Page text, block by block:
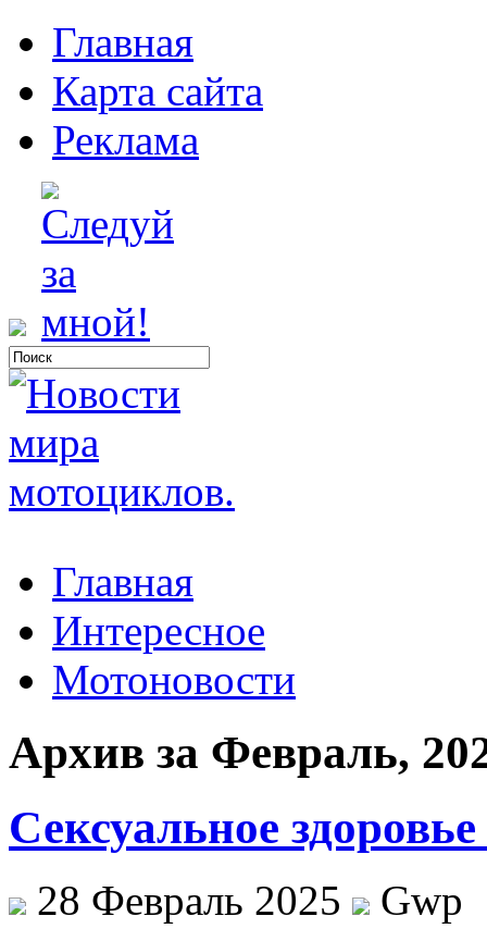
Главная
Карта сайта
Реклама
Главная
Интересное
Мотоновости
Архив за Февраль,
Сексуальное
28 Февраль 2025
Gwp